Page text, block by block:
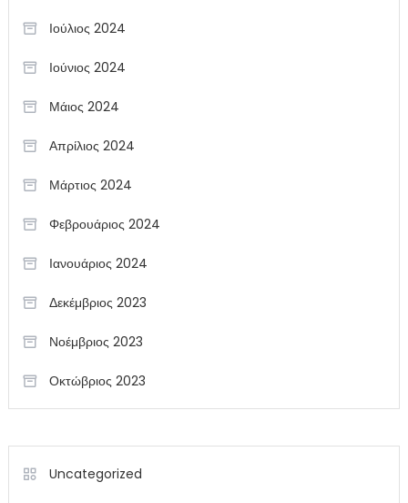
Ιούλιος 2024
Ιούνιος 2024
Μάιος 2024
Απρίλιος 2024
Μάρτιος 2024
Φεβρουάριος 2024
Ιανουάριος 2024
Δεκέμβριος 2023
Νοέμβριος 2023
Οκτώβριος 2023
Uncategorized